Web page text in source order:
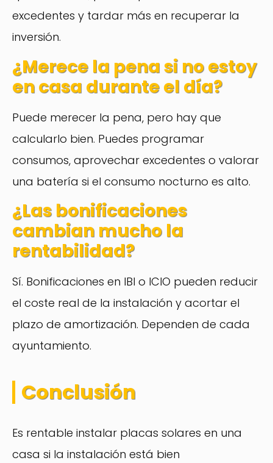
excedentes y tardar más en recuperar la
inversión.
¿Merece la pena si no estoy
en casa durante el día?
Puede merecer la pena, pero hay que
calcularlo bien. Puedes programar
consumos, aprovechar excedentes o valorar
una batería si el consumo nocturno es alto.
¿Las bonificaciones
cambian mucho la
rentabilidad?
Sí. Bonificaciones en IBI o ICIO pueden reducir
el coste real de la instalación y acortar el
plazo de amortización. Dependen de cada
ayuntamiento.
Conclusión
Es rentable instalar placas solares en una
casa si la instalación está bien